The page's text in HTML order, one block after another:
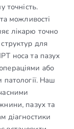
точність.
можливості
лікарю точно
для
носа та пазух
або
Наш
пазух та
діагностики